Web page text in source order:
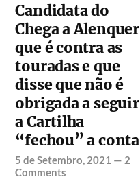
Candidata do
Chega a Alenquer
que é contra as
touradas e que
disse que não é
obrigada a seguir
a Cartilha
“fechou” a conta
5 de Setembro, 2021 — 2
Comments